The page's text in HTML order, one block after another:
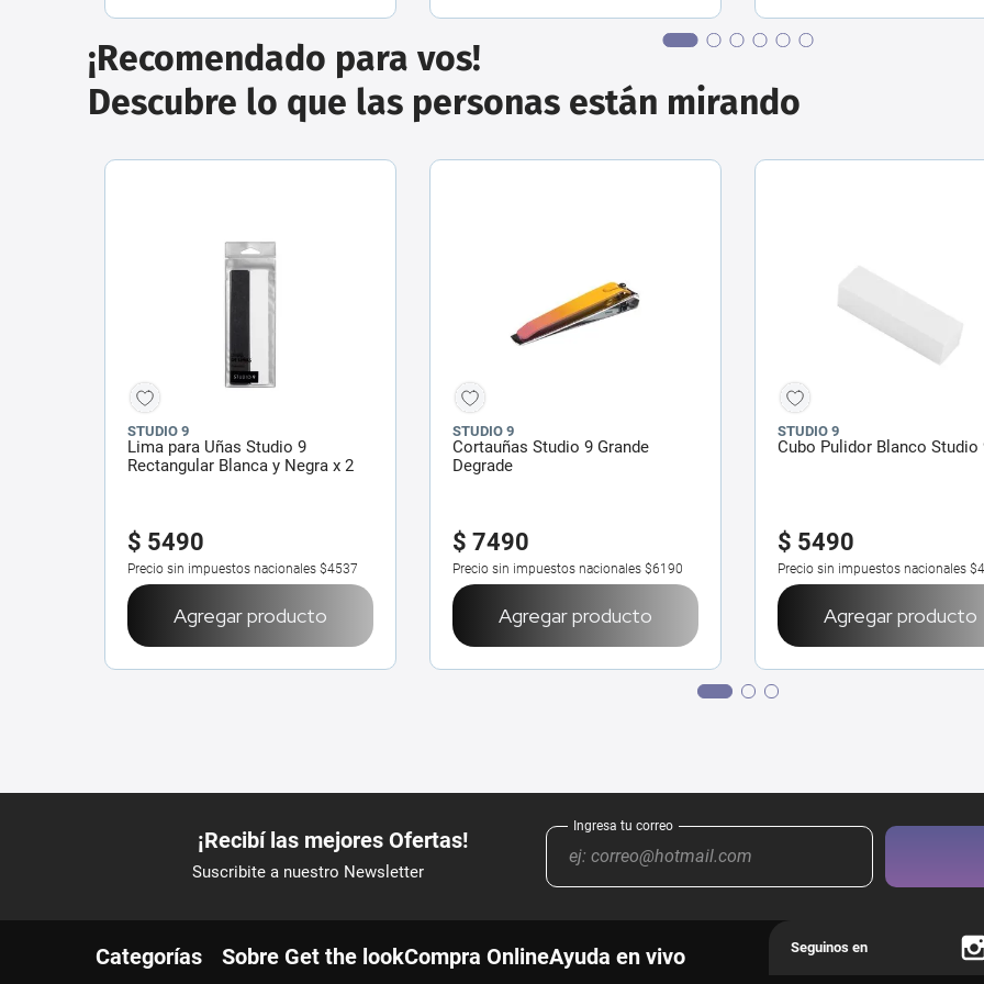
¡Recomendado para vos!
Descubre lo que las personas están mirando
STUDIO 9
Lima para Uñas Studio 9
Rectangular Blanca y Negra x 2
$ 5490
Precio sin impuestos nacionales $4537
Agregar producto
STUDIO 9
Cortauñas Studio 9 Grande
Degrade
$ 7490
Precio sin impuestos nacionales $6190
Agregar producto
STUDIO 9
Cubo Pulidor Blanco Studio
$ 5490
Precio sin impuestos nacionales
Agregar producto
Categorías Sobre Get the lookCompra OnlineAyuda en vivo